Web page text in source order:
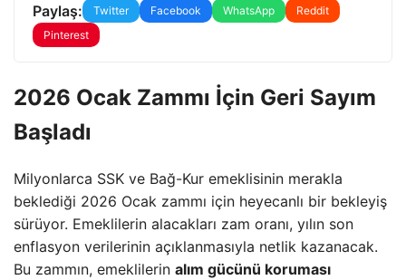
Paylaş: Twitter Facebook WhatsApp
Reddit
Pinterest
2026 Ocak Zammı İçin Geri Sayım
Başladı
Milyonlarca SSK ve Bağ-Kur emeklisinin merakla
beklediği 2026 Ocak zammı için heyecanlı bir bekleyiş
sürüyor. Emeklilerin alacakları zam oranı, yılın son
enflasyon verilerinin açıklanmasıyla netlik kazanacak.
Bu zammın, emeklilerin alım gücünü koruması